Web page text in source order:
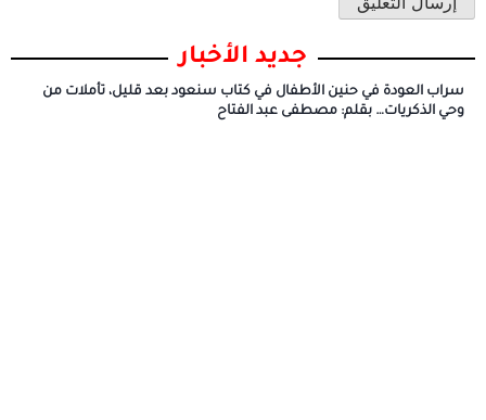
جديد الأخبار
سراب العودة في حنين الأطفال في كتاب سنعود بعد قليل، تأملات من
وحي الذكريات… بقلم: مصطفى عبد الفتاح